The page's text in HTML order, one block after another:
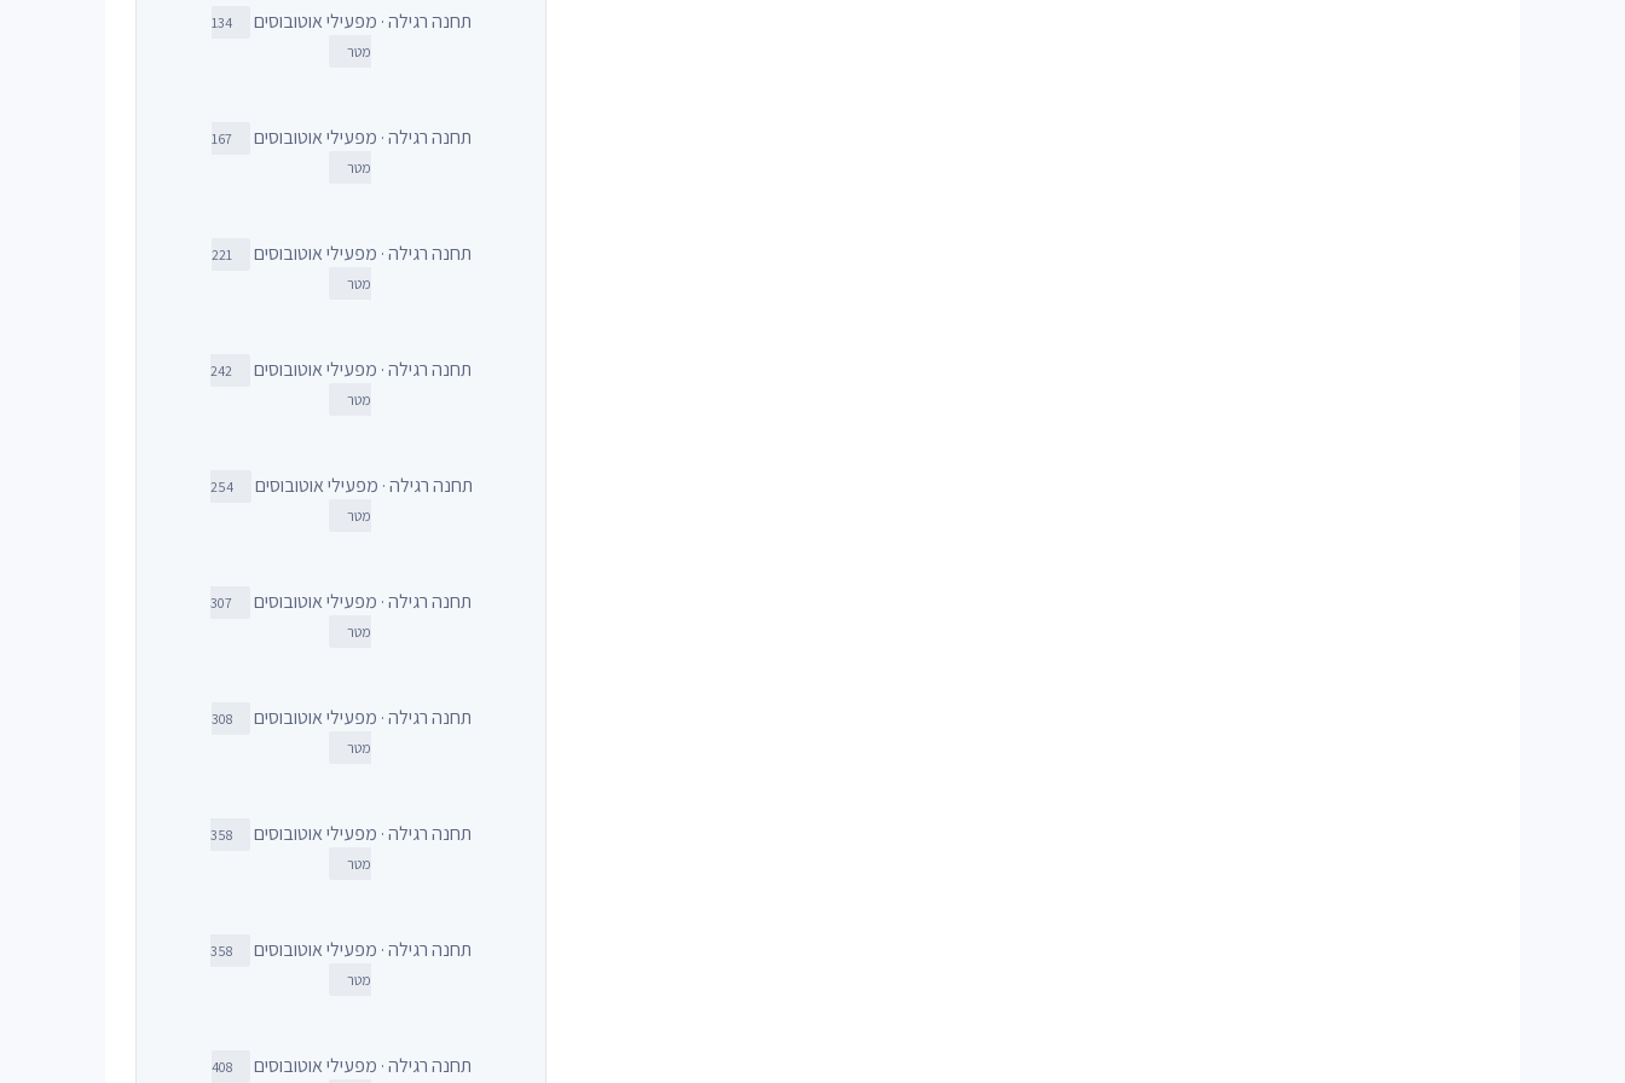
תחנה רגילה · מפעילי אוטובוסים
134
מטר
תחנה רגילה · מפעילי אוטובוסים
167
מטר
תחנה רגילה · מפעילי אוטובוסים
221
מטר
תחנה רגילה · מפעילי אוטובוסים
242
מטר
תחנה רגילה · מפעילי אוטובוסים
254
מטר
תחנה רגילה · מפעילי אוטובוסים
307
מטר
תחנה רגילה · מפעילי אוטובוסים
308
מטר
תחנה רגילה · מפעילי אוטובוסים
358
מטר
תחנה רגילה · מפעילי אוטובוסים
358
מטר
תחנה רגילה · מפעילי אוטובוסים 408